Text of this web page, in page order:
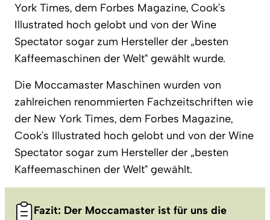
York Times, dem Forbes Magazine, Cook’s
Illustrated hoch gelobt und von der Wine
Spectator sogar zum Hersteller der „besten
Kaffeemaschinen der Welt“ gewählt wurde.
Die Moccamaster Maschinen wurden von
zahlreichen renommierten Fachzeitschriften wie
der New York Times, dem Forbes Magazine,
Cook’s Illustrated hoch gelobt und von der Wine
Spectator sogar zum Hersteller der „besten
Kaffeemaschinen der Welt“ gewählt.
Fazit: Der Moccamaster ist für uns die